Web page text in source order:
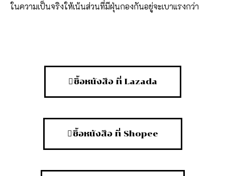
ในความเป็นจริงให้เน้นส่วนที่มีฝุ่นกองกันอยู่จะเบาแรงกว่า
ซื้อหนังสือ ที่ Lazada
ซื้อหนังสือ ที่ Shopee